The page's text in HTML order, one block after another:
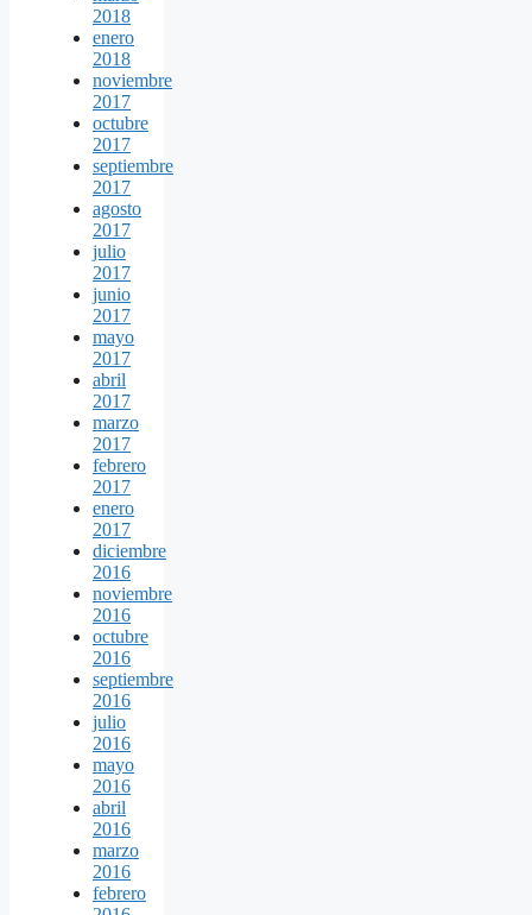
2018
enero
2018
noviembre
2017
octubre
2017
septiembre
2017
agosto
2017
julio
2017
junio
2017
mayo
2017
abril
2017
marzo
2017
febrero
2017
enero
2017
diciembre
2016
noviembre
2016
octubre
2016
septiembre
2016
julio
2016
mayo
2016
abril
2016
marzo
2016
febrero